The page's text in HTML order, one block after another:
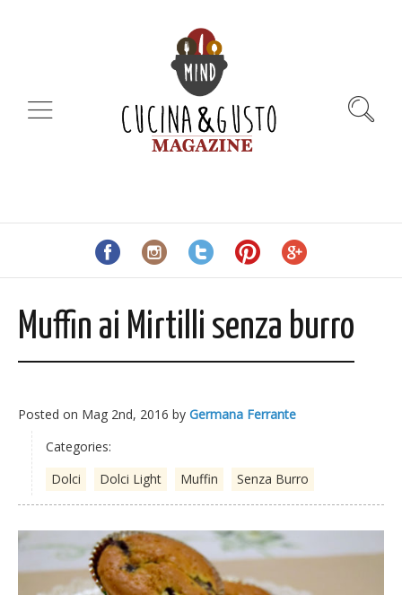
Muffin ai Mirtilli senza burro
Posted on Mag 2nd, 2016 by Germana Ferrante
Categories:
Dolci
Dolci Light Muffin Senza Burro